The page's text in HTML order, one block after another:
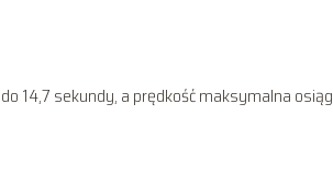
14,7 sekundy, a prędkość maksymalna